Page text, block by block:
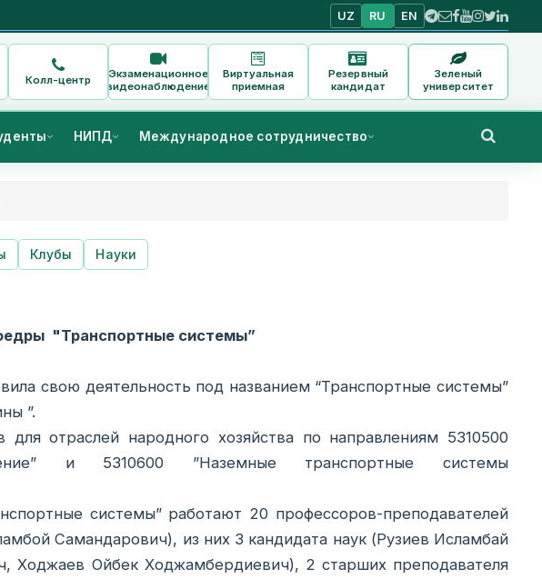
UZ RU EN
Колл-центр
Экзаменационное
видеонаблюдение
Виртуальная
приемная
Резервный
кандидат
Зеленый
университет
НИПД Международное сотрудничество
Клубы Науки
"Транспортные системы”
свою деятельность под названием “Транспортные системы”
”.
отраслей народного хозяйства по направлениям 5310500
и 5310600 ”Наземные транспортные системы
системы” работают 20 профессоров-преподавателей
Самандарович), из них 3 кандидата наук (Рузиев Исламбай
Ходжаев Ойбек Ходжамбердиевич), 2 старших преподавателя